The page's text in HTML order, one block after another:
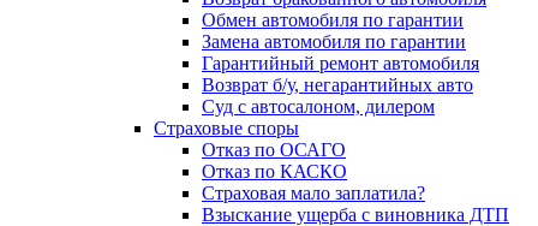
Обмен автомобиля по гарантии
Замена автомобиля по гарантии
Гарантийный ремонт автомобиля
Возврат б/у, негарантийных авто
Суд с автосалоном, дилером
Страховые споры
Отказ по ОСАГО
Отказ по КАСКО
Страховая мало заплатила?
Взыскание ущерба с виновника ДТП